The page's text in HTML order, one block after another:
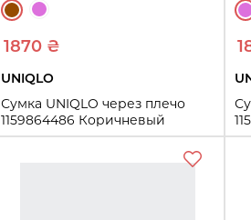
1870 ₴
UNIQLO
Сумка UNIQLO через плечо
1159864486 Коричневый